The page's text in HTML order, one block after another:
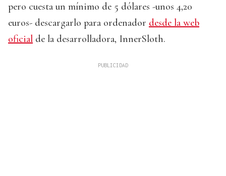
pero cuesta un mínimo de 5 dólares -unos 4,20
euros- descargarlo para ordenador desde la web
oficial de la desarrolladora, InnerSloth.